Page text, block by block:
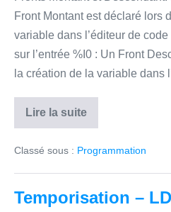
Front Montant est déclaré lors
variable dans l’éditeur de
sur l’entrée %I0 : Un Front
la création de la variable dans
Lire la suite
Génération
de
–
Classé sous : Programmation
Temporisation – LD